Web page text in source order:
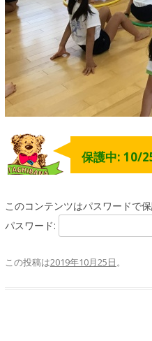
保護中: 10/
このコンテンツはパスワードで
パスワード:
この投稿は2019年10月25日。